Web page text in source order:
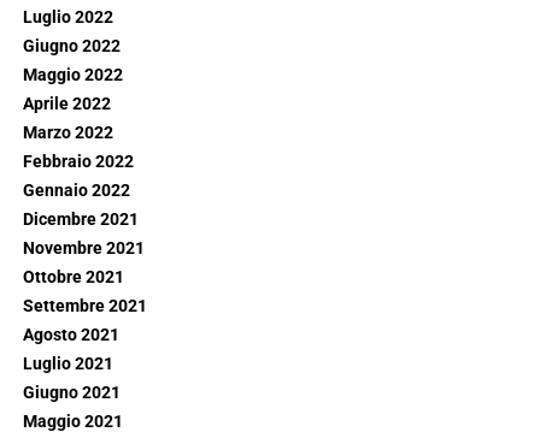
Luglio 2022
Giugno 2022
Maggio 2022
Aprile 2022
Marzo 2022
Febbraio 2022
Gennaio 2022
Dicembre 2021
Novembre 2021
Ottobre 2021
Settembre 2021
Agosto 2021
Luglio 2021
Giugno 2021
Maggio 2021